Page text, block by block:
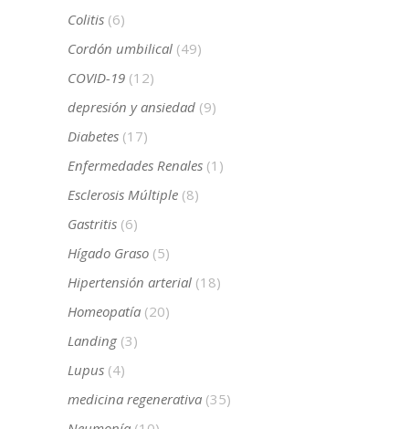
Colitis (6)
Cordón umbilical (49)
COVID-19 (12)
depresión y ansiedad (9)
Diabetes (17)
Enfermedades Renales (1)
Esclerosis Múltiple (8)
Gastritis (6)
Hígado Graso (5)
Hipertensión arterial (18)
Homeopatía (20)
Landing (3)
Lupus (4)
medicina regenerativa (35)